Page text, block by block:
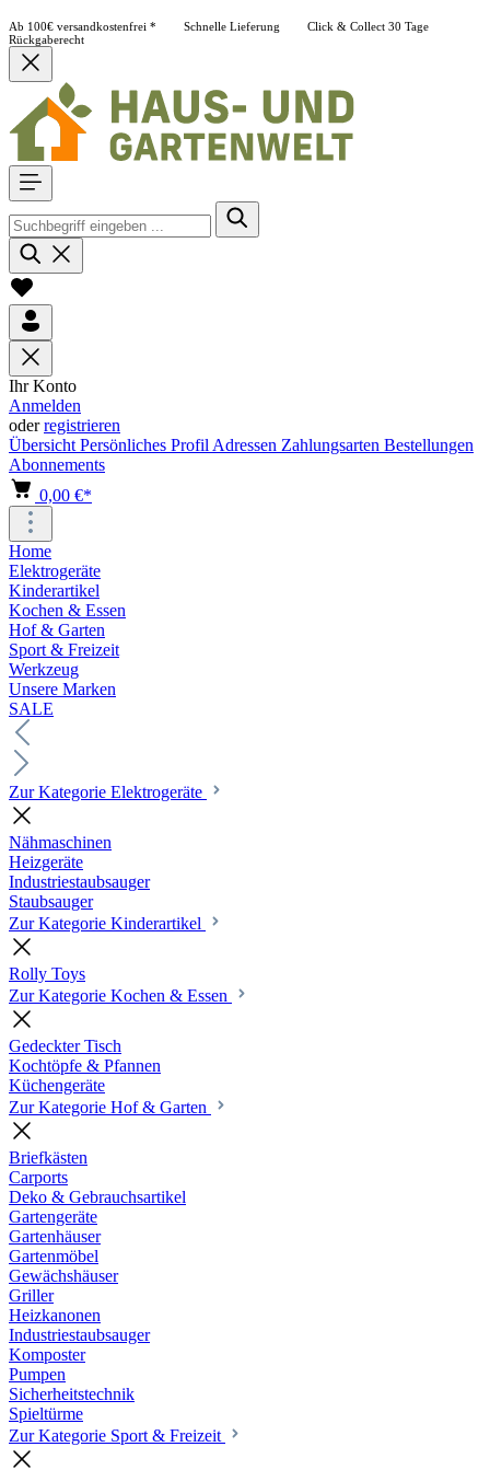
Ab 100€ versandkostenfrei * Schnelle Lieferung Click & Collect 30 Tage
Rückgaberecht
Ihr Konto
Anmelden
oderregistrieren
Übersicht Persönliches Profil Adressen Zahlungsarten Bestellungen
Abonnements
0,00 €*
Home
Elektrogeräte
Kinderartikel
Kochen & Essen
Hof & Garten
Sport & Freizeit
Werkzeug
Unsere Marken
SALE
Zur Kategorie Elektrogeräte
Nähmaschinen
Heizgeräte
Industriestaubsauger
Staubsauger
Zur Kategorie Kinderartikel
Rolly Toys
Zur Kategorie Kochen & Essen
Gedeckter Tisch
Kochtöpfe & Pfannen
Küchengeräte
Zur Kategorie Hof & Garten
Briefkästen
Carports
Deko & Gebrauchsartikel
Gartengeräte
Gartenhäuser
Gartenmöbel
Gewächshäuser
Griller
Heizkanonen
Industriestaubsauger
Komposter
Pumpen
Sicherheitstechnik
Spieltürme
Zur Kategorie Sport & Freizeit